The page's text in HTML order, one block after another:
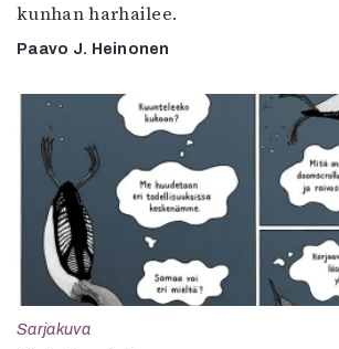
kunhan harhailee.
Paavo J. Heinonen
Sarjakuva